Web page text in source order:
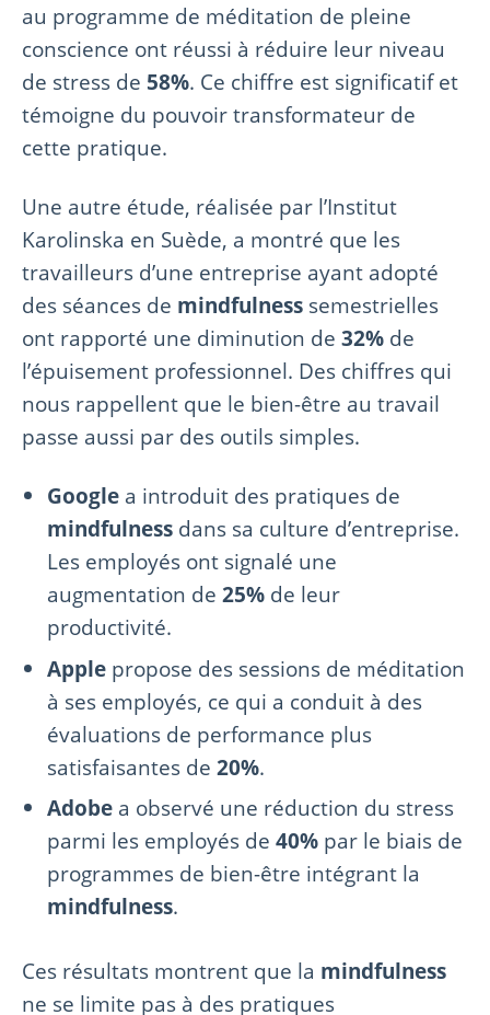
au programme de méditation de pleine
conscience ont réussi à réduire leur niveau
de stress de 58%. Ce chiffre est significatif et
témoigne du pouvoir transformateur de
cette pratique.
Une autre étude, réalisée par l’Institut
Karolinska en Suède, a montré que les
travailleurs d’une entreprise ayant adopté
des séances de mindfulness semestrielles
ont rapporté une diminution de 32% de
l’épuisement professionnel. Des chiffres qui
nous rappellent que le bien-être au travail
passe aussi par des outils simples.
Google a introduit des pratiques de
mindfulness dans sa culture d’entreprise.
Les employés ont signalé une
augmentation de25% de leur
productivité.
Apple propose des sessions de méditation
à ses employés, ce qui a conduit à des
évaluations de performance plus
satisfaisantes de20%.
Adobe a observé une réduction du stress
parmi les employés de40% par le biais de
programmes de bien-être intégrant la
mindfulness.
Ces résultats montrent que la mindfulness
ne se limite pas à des pratiques